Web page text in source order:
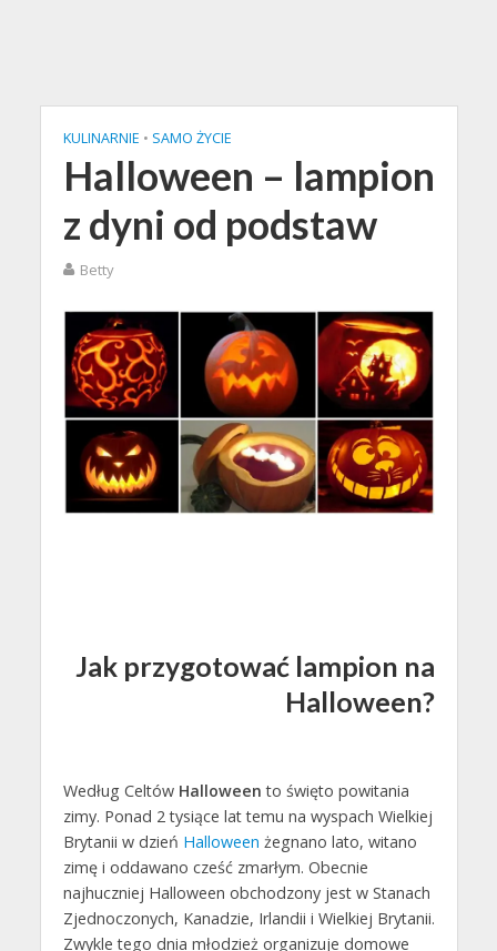
KULINARNIE • SAMO ŻYCIE
Halloween – lampion
z dyni od podstaw
Betty
Jak przygotować lampion na
Halloween?
Według Celtów Halloween to święto powitania
zimy. Ponad 2 tysiące lat temu na wyspach Wielkiej
Brytanii w dzień Halloween żegnano lato, witano
zimę i oddawano cześć zmarłym. Obecnie
najhuczniej Halloween obchodzony jest w Stanach
Zjednoczonych, Kanadzie, Irlandii i Wielkiej Brytanii.
Zwykle tego dnia młodzież organizuje domowe